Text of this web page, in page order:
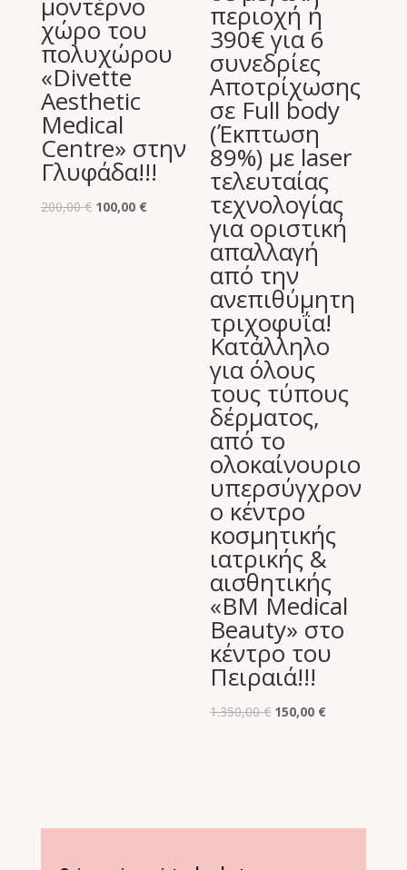
χώρο του
πολυχώρου
«Divette
Aesthetic
Medical
Centre» στην
Γλυφάδα!!!
200,00€ Original
100,00 €Η
περιοχή ή
390€ για 6
συνεδρίες
Aποτρίχωσης
σε Full body
(Έκπτωση
89%) με laser
τελευταίας
τεχνολογίας
για οριστική
απαλλαγή
από την
ανεπιθύμητη
τριχοφυΐα!
Κατάλληλο
για όλους
τους τύπους
δέρματος,
από το
ολοκαίνουριο
υπερσύγχρον
ο κέντρο
κοσμητικής
ιατρικής &
αισθητικής
«BM Medical
Beauty» στο
κέντρο του
Πειραιά!!!
1.350,00€ Original
150,00 €